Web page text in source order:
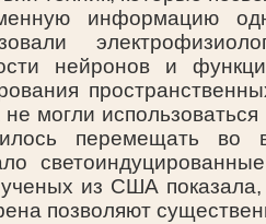
информацию
нейронов и
не могли
перемещать во
ученых из США
позволяют